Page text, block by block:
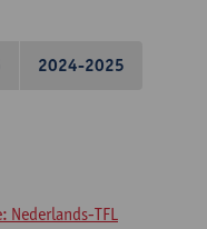
2024-2025
Nederlands-TFL